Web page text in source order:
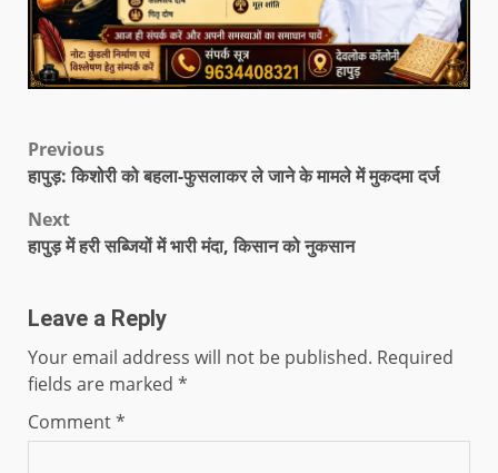
Previous
हापुड़: किशोरी को बहला-फुसलाकर ले जाने के मामले में मुकदमा दर्ज
Next
हापुड़ में हरी सब्जियों में भारी मंदा, किसान को नुकसान
Leave a Reply
Your email address will not be published. Required
fields are marked *
Comment*